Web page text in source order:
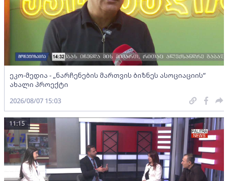
ეკო-მედია - „ნარჩენების მართვის ბიზნეს ასოციაციის”
ახალი პროექტი
2026/08/07 15:03
11:15